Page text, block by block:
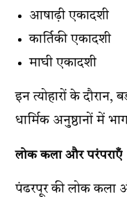
आषाढ़ी एकादशी
कार्तिकी एकादशी
माघी एकादशी
इन त्योहारों के
धार्मिक अनुष्ठानों में
लोक कला और परंपराएँ
पंढरपूर की लोक कला